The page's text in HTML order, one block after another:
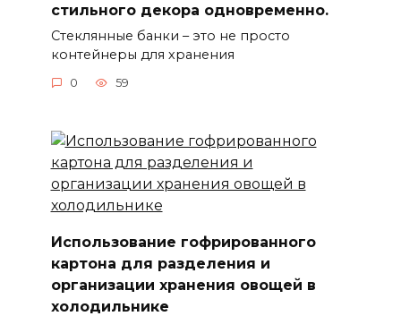
стильного декора одновременно.
Стеклянные банки – это не просто
контейнеры для хранения
0 59
Использование гофрированного
картона для разделения и
организации хранения овощей в
холодильнике